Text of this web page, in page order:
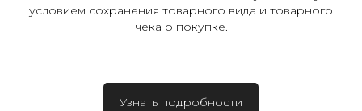
условием сохранения товарного вида и товарного
чека о покупке.
Узнать подробности